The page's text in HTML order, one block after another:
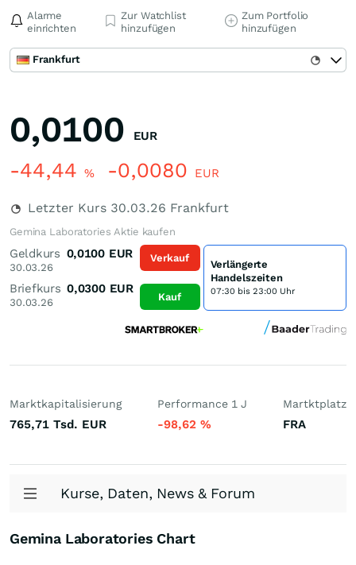
Alarme
einrichten
Zur Watchlist
hinzufügen
Zum Portfolio
hinzufügen
Frankfurt
0,0100 EUR
-44,44 % -0,0080 EUR
Letzter Kurs 30.03.26 Frankfurt
Gemina Laboratories Aktie kaufen
Geldkurs
30.03.26
0,0100 EUR
Briefkurs
30.03.26
0,0300 EUR
Verkauf
Kauf
Verlängerte
Handelszeiten
07:30 bis 23:00 Uhr
Marktkapitalisierung
765,71 Tsd. EUR
Performance 1 J
-98,62 %
Martktplatz
FRA
Kurse, Daten, News & Forum
Gemina Laboratories Chart